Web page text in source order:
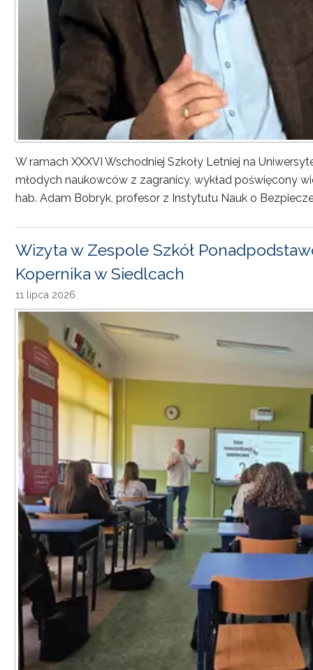
W ramach XXXVI Wschodniej Szkoły Letniej na
młodych naukowców z zagranicy, wykład poświęcony
hab. Adam Bobryk, profesor z Instytutu Nauk o
Wizyta w Zespole Szkół
Kopernika w Siedlcach
11 lipca 2026